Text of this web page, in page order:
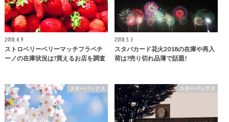
2018.4.9
ストロベリーベリーマッチフラペチ
ーノの在庫状況は?買えるお店を調査
2018.5.3
スタバカード花火2018の在庫や再入
荷は?売り切れ品薄で話題!
スターバックス スターバックス